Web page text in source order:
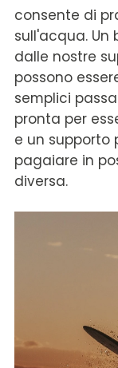
consente di
sull'acqua. Un
dalle nostre
possono
semplici
pronta per
e un supporto
pagaiare in
diversa.